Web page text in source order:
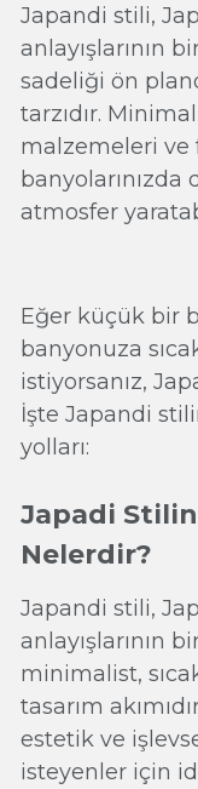
Japandi stili,
anlayışlarının
sadeliği ön
tarzıdır.
malzemeleri ve
atmosfer
Eğer küçük bir
banyonuza
istiyorsanız,
İşte Japandi
yolları:
Japadi
Nelerdir?
Japandi stili,
anlayışlarının
minimalist,
tasarım
estetik ve
isteyenler için